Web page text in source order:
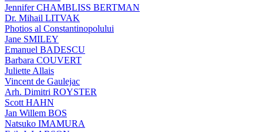
Jennifer CHAMBLISS BERTMAN
Dr. Mihail LITVAK
Photios al Constantinopolului
Jane SMILEY
Emanuel BADESCU
Barbara COUVERT
Juliette Allais
Vincent de Gaulejac
Arh. Dimitri ROYSTER
Scott HAHN
Jan Willem BOS
Natsuko IMAMURA